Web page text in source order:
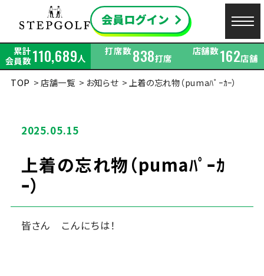
累計
会員数110,689人
打席数838打席
店舗数162店舗
TOP
店舗一覧 お知らせ 上着の忘れ物（pumaﾊﾟｰｶｰ）
2025.05.15
上着の忘れ物（pumaﾊﾟｰｶ
ｰ）
皆さん こんにちは！